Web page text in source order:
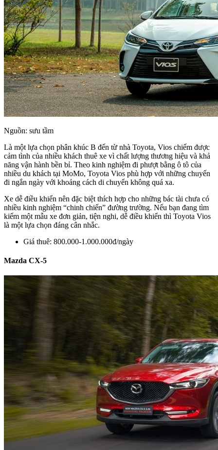
Nguồn: sưu tầm
Là một lựa chọn phân khúc B đến từ nhà Toyota, Vios chiếm được
cảm tình của nhiều khách thuê xe vì chất lượng thương hiệu và khả
năng vận hành bền bỉ. Theo kinh nghiệm đi phượt bằng ô tô của
nhiều du khách tại MoMo, Toyota Vios phù hợp với những chuyến
đi ngắn ngày với khoảng cách di chuyển không quá xa.
Xe dễ điều khiển nên đặc biệt thích hợp cho những bác tài chưa có
nhiều kinh nghiệm “chinh chiến” đường trường. Nếu bạn đang tìm
kiếm một mẫu xe đơn giản, tiện nghi, dễ điều khiển thì Toyota Vios
là một lựa chọn đáng cân nhắc.
Giá thuê: 800.000-1.000.000đ/ngày
Mazda CX-5